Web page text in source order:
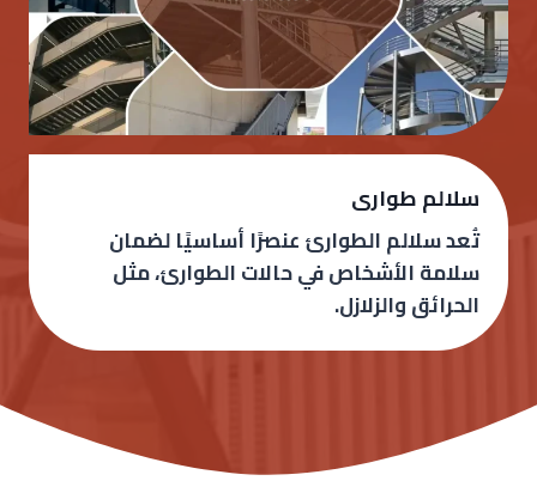
سلالم طوارى
تُعد سلالم الطوارئ عنصرًا أساسيًا لضمان
سلامة الأشخاص في حالات الطوارئ، مثل
الحرائق والزلازل.